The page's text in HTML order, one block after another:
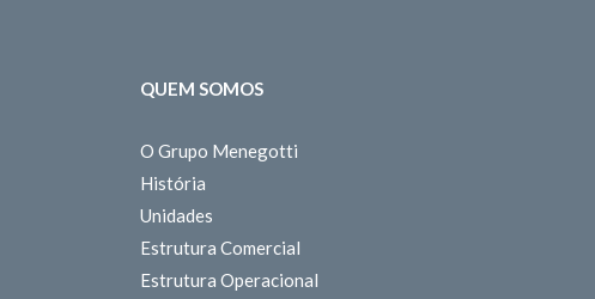
QUEM SOMOS
O Grupo Menegotti
História
Unidades
Estrutura Comercial
Estrutura Operacional